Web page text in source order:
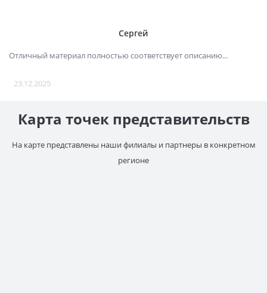
Сергей
Отличный материал полностью соответствует описанию...
23.12.2025
Карта точек представительств
На карте представлены наши филиалы и партнеры в конкретном
регионе